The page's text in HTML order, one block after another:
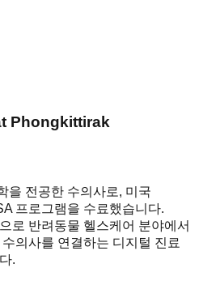
Phongkittirak
을 전공한 수의사로, 미국
프로그램을 수료했습니다.
로 반려동물 헬스케어 분야에서
의사를 연결하는 디지털 진료
.